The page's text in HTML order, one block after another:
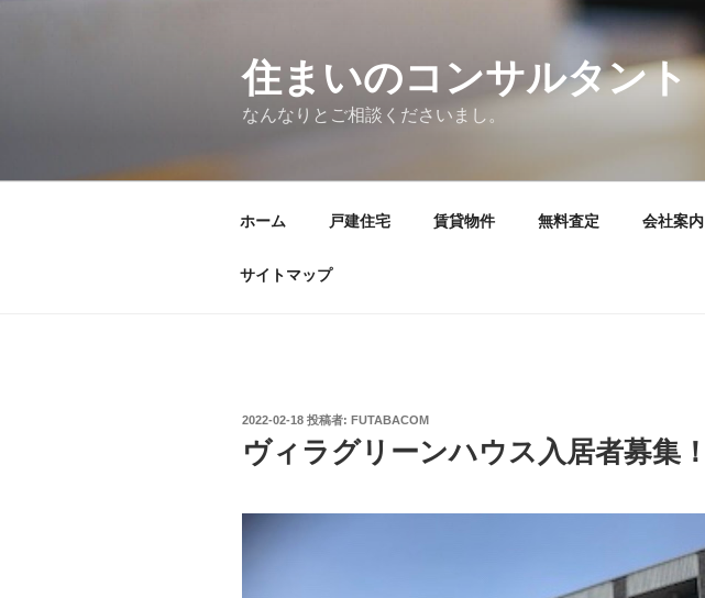
住まいのコンサルタント
なんなりとご相談くださいまし。
ホーム 戸建住宅 賃貸物件 無料査定 会社案内
サイトマップ
投
日:
2022-02-18 投稿者: FUTABACOM
ヴィラグリーンハウス入居者募集！